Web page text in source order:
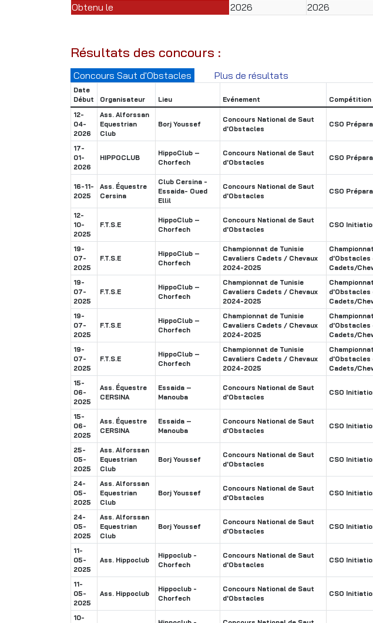
Obtenu le
2026 2026
Résultats des concours :
Concours Saut d'Obstacles Plus de résultats
Date
Début
Organisateur Lieu Evénement Compétition
12-
04-
2026
Ass. Alforssan
Equestrian
Club
Borj Youssef
Concours National de Saut
d'Obstacles
CSO
17-
01-
2026
HIPPOCLUB
HippoClub –
Chorfech
Concours National de Saut
d'Obstacles
CSO
16-11-
2025
Ass. Équestre
Cersina
Club Cersina -
Essaida- Oued
Ellil
Concours National de Saut
d'Obstacles
CSO
12-
10-
2025
F.T.S.E
HippoClub –
Chorfech
Concours National de Saut
d'Obstacles
CSO
19-
07-
2025
F.T.S.E
HippoClub –
Chorfech
Championnat de Tunisie
Cavaliers Cadets / Chevaux
2024-2025
d'Obstacles
Cadets/
19-
07-
2025
F.T.S.E
HippoClub –
Chorfech
Championnat de Tunisie
Cavaliers Cadets / Chevaux
2024-2025
d'Obstacles
Cadets/
19-
07-
2025
F.T.S.E
HippoClub –
Chorfech
Championnat de Tunisie
Cavaliers Cadets / Chevaux
2024-2025
d'Obstacles
Cadets/
19-
07-
2025
F.T.S.E
HippoClub –
Chorfech
Championnat de Tunisie
Cavaliers Cadets / Chevaux
2024-2025
d'Obstacles
Cadets/
15-
06-
2025
Ass. Équestre
CERSINA
Essaida –
Manouba
Concours National de Saut
d'Obstacles
CSO
15-
06-
2025
Ass. Équestre
CERSINA
Essaida –
Manouba
Concours National de Saut
d'Obstacles
CSO
25-
05-
2025
Ass. Alforssan
Equestrian
Club
Borj Youssef
Concours National de Saut
d'Obstacles
CSO
24-
05-
2025
Ass. Alforssan
Equestrian
Club
Borj Youssef
Concours National de Saut
d'Obstacles
CSO
24-
05-
2025
Ass. Alforssan
Equestrian
Club
Borj Youssef
Concours National de Saut
d'Obstacles
CSO
11-
05-
2025
Ass. Hippoclub
Hippoclub -
Chorfech
Concours National de Saut
d'Obstacles
CSO
11-
05-
2025
Ass. Hippoclub
Hippoclub -
Chorfech
Concours National de Saut
d'Obstacles
CSO
10-